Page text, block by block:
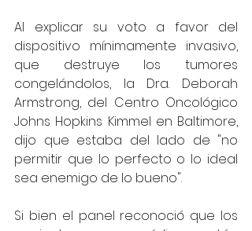
Al explicar su voto a favor del
dispositivo mínimamente invasivo,
que destruye los tumores
congelándolos, la Dra. Deborah
Armstrong, del Centro Oncológico
Johns Hopkins Kimmel en Baltimore,
dijo que estaba del lado de "no
permitir que lo perfecto o lo ideal
sea enemigo de lo bueno".
Si bien el panel reconoció que los